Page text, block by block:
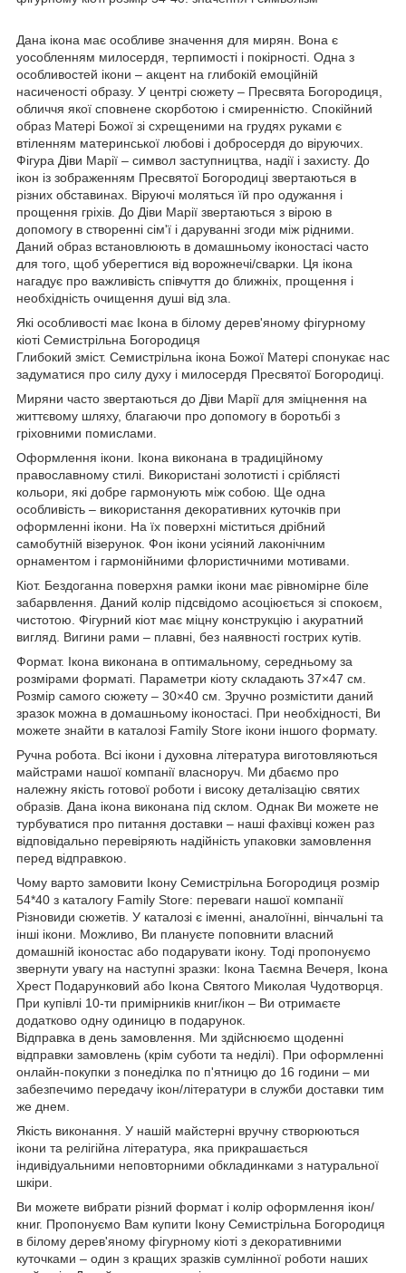
Дана ікона має особливе значення для мирян. Вона є
уособленням милосердя, терпимості і покірності. Одна з
особливостей ікони – акцент на глибокій емоційній
насиченості образу. У центрі сюжету – Пресвята Богородиця,
обличчя якої сповнене скорботою і смиренністю. Спокійний
образ Матері Божої зі схрещеними на грудях руками є
втіленням материнської любові і добросердя до віруючих.
Фігура Діви Марії – символ заступництва, надії і захисту. До
ікон із зображенням Пресвятої Богородиці звертаються в
різних обставинах. Віруючі моляться їй про одужання і
прощення гріхів. До Діви Марії звертаються з вірою в
допомогу в створенні сім'ї і даруванні згоди між рідними.
Даний образ встановлюють в домашньому іконостасі часто
для того, щоб уберегтися від ворожнечі/сварки. Ця ікона
нагадує про важливість співчуття до ближніх, прощення і
необхідність очищення душі від зла.
Які особливості має Ікона в білому дерев'яному фігурному
кіоті Семистрільна Богородиця
Глибокий зміст. Семистрільна ікона Божої Матері спонукає нас
задуматися про силу духу і милосердя Пресвятої Богородиці.
Миряни часто звертаються до Діви Марії для зміцнення на
життєвому шляху, благаючи про допомогу в боротьбі з
гріховними помислами.
Оформлення ікони. Ікона виконана в традиційному
православному стилі. Використані золотисті і сріблясті
кольори, які добре гармонують між собою. Ще одна
особливість – використання декоративних куточків при
оформленні ікони. На їх поверхні міститься дрібний
самобутній візерунок. Фон ікони усіяний лаконічним
орнаментом і гармонійними флористичними мотивами.
Кіот. Бездоганна поверхня рамки ікони має рівномірне біле
забарвлення. Даний колір підсвідомо асоціюється зі спокоєм,
чистотою. Фігурний кіот має міцну конструкцію і акуратний
вигляд. Вигини рами – плавні, без наявності гострих кутів.
Формат. Ікона виконана в оптимальному, середньому за
розмірами форматі. Параметри кіоту складають 37×47 см.
Розмір самого сюжету – 30×40 см. Зручно розмістити даний
зразок можна в домашньому іконостасі. При необхідності, Ви
можете знайти в каталозі Family Store ікони іншого формату.
Ручна робота. Всі ікони і духовна література виготовляються
майстрами нашої компанії власноруч. Ми дбаємо про
належну якість готової роботи і високу деталізацію святих
образів. Дана ікона виконана під склом. Однак Ви можете не
турбуватися про питання доставки – наші фахівці кожен раз
відповідально перевіряють надійність упаковки замовлення
перед відправкою.
Чому варто замовити Ікону Семистрільна Богородиця розмір
54*40 з каталогу Family Store: переваги нашої компанії
Різновиди сюжетів. У каталозі є іменні, аналоїнні, вінчальні та
інші ікони. Можливо, Ви плануєте поповнити власний
домашній іконостас або подарувати ікону. Тоді пропонуємо
звернути увагу на наступні зразки: Ікона Таємна Вечеря, Ікона
Хрест Подарунковий або Ікона Святого Миколая Чудотворця.
При купівлі 10-ти примірників книг/ікон – Ви отримаєте
додатково одну одиницю в подарунок.
Відправка в день замовлення. Ми здійснюємо щоденні
відправки замовлень (крім суботи та неділі). При оформленні
онлайн-покупки з понеділка по п'ятницю до 16 години – ми
забезпечимо передачу ікон/літератури в служби доставки тим
же днем.
Якість виконання. У нашій майстерні вручну створюються
ікони та релігійна література, яка прикрашається
індивідуальними неповторними обкладинками з натуральної
шкіри.
Ви можете вибрати різний формат і колір оформлення ікон/
книг. Пропонуємо Вам купити Ікону Семистрільна Богородиця
в білому дерев'яному фігурному кіоті з декоративними
куточками – один з кращих зразків сумлінної роботи наших